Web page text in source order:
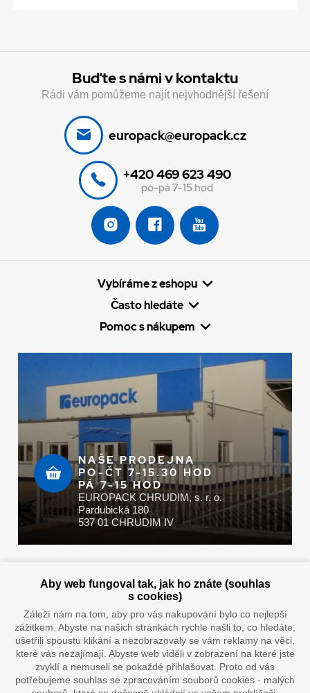
Buďte s námi v kontaktu
Rádi vám pomůžeme najít nejvhodnější řešení
europack@europack.cz
+420 469 623 490
po-pá 7-15 hod
Vybíráme z eshopu
Často hledáte
Pomoc s nákupem
NAŠE PRODEJNA
PO-ČT 7-15.30 HOD
PÁ 7-15 HOD
EUROPACK CHRUDIM, s. r. o.
Pardubická 180
537 01 CHRUDIM IV
Doprava vaším oblíbeným dopravcem
Aby web fungoval tak, jak ho znáte (souhlas
s cookies)
Záleží nám na tom, aby pro vás nakupování bylo co nejlepší
zážitkem. Abyste na našich stránkách rychle našli to, co hledáte,
ušetřili spoustu klikání a nezobrazovaly se vám reklamy na věci,
které vás nezajímají. Abyste web viděli v zobrazení na které jste
zvyklí a nemuseli se pokaždé přihlašovat. Proto od vás
potřebujeme souhlas se zpracováním souborů cookies - malých